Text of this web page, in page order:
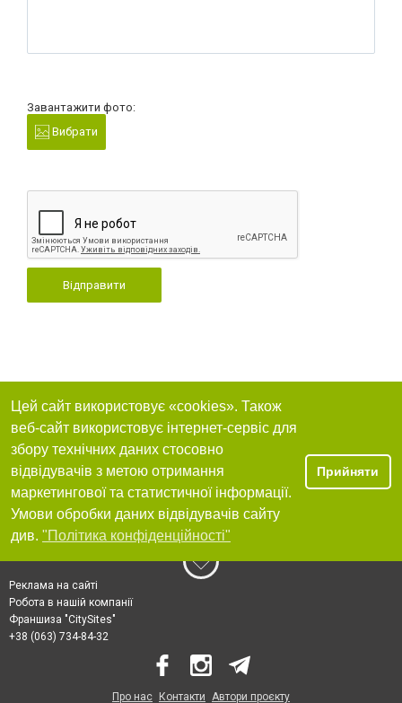
Завантажити фото:
Вибрати
Відправити
Цей сайт використовує «cookies». Також
веб-сайт використовує інтернет-сервіс для
збору технічних даних стосовно
відвідувачів з метою отримання
маркетингової та статистичної інформації.
Умови обробки даних відвідувачів сайту
див. "Політика конфіденційності"
Прийняти
Реклама на сайті
Робота в нашій компанії
Франшиза "CitySites"
+38 (063) 734-84-32
Про нас Контакти Автори проєкту